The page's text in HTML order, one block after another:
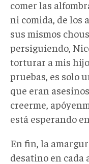
comer las
ni comida, de los
sus mismos
persiguiendo,
torturar a mis
pruebas, es solo
que eran
creerme,
está esperando
En fin, la
desatino en cada